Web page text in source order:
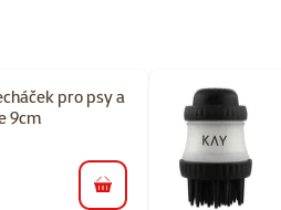
pro psy a
9cm
do košíku